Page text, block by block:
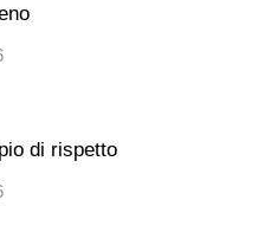
di rispetto